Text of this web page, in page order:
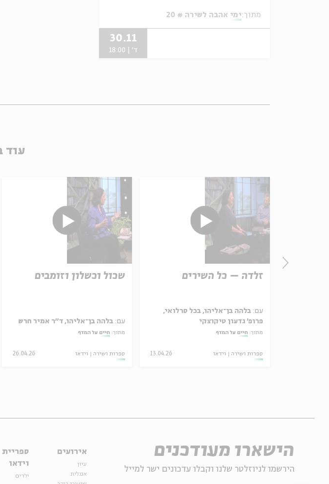
מתוך:ימי אהבה לשירה # 20
30.11
ד' | 18:00
עוד
שכול וכשלון וזומבים
עם: בלהה בן־אליהו, ד"ר אמיר חרש
מתוך: חיים על המדף
ספרות ושירה וידאו 26.04.26
זלדה – כל השירים
עם: בלהה בן־אליהו, בכל סרלואי,
פרופ' גדעון טיקוצקי
מתוך: חיים על המדף
ספרות ושירה וידאו 13.04.26
הישארו מעודכנים
הירשמו לניוזלטר שלנו וקבלו עדכונים ישר למייל
אירועים
עיון
אנגלית
ספריית
וידאו
ילדים